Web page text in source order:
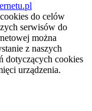
do celów
serwisów do
można
z naszych
dotyczących cookies
urządzenia.